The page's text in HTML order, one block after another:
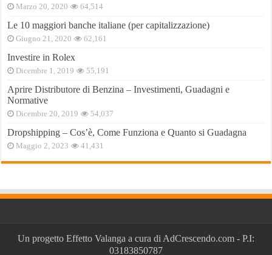
Marzo 20, 2020 64,514
Le 10 maggiori banche italiane (per capitalizzazione)
Giugno 21, 2020 62,161
Investire in Rolex
Dicembre 1, 2019 55,191
Aprire Distributore di Benzina – Investimenti, Guadagni e
Normative
Dicembre 20, 2019 54,037
Dropshipping – Cos’è, Come Funziona e Quanto si Guadagna
Maggio 2, 2023 41,431
Un progetto Effetto Valanga a cura diAdCrescendo.com - P.I:
03183850787